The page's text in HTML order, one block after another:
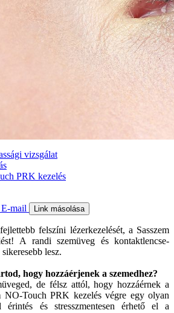
vizsgálat
PRK kezelés
E-mail Link másolása
felszíni lézerkezelését, a Sasszem
A randi szemüveg és kontaktlencse-
lesz.
hogy hozzáérjenek a szemedhez?
de félsz attól, hogy hozzáérnek a
NO-Touch PRK kezelés végre egy olyan
érintés és stresszmentesen érhető el a